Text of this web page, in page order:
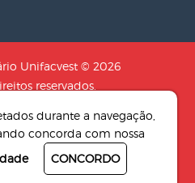
Unifacvest © 2026
reservados.
DE EDUCACAO N.S
LTDA
4Pix - Agência de
durante a navegação,
concorda com nossa
CONCORDO